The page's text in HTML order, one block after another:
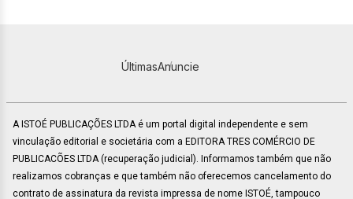
ÚltimasAnuncie
A ISTOÉ PUBLICAÇÕES LTDA é um portal digital independente e sem
vinculação editorial e societária com a EDITORA TRES COMÉRCIO DE
PUBLICACÕES LTDA (recuperação judicial). Informamos também que não
realizamos cobranças e que também não oferecemos cancelamento do
contrato de assinatura da revista impressa de nome ISTOÉ, tampouco